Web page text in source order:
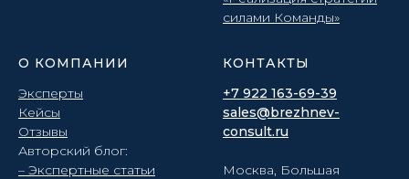
силами Команды»
О КОМПАНИИ
Эксперты
Кейсы
Отзывы
Авторский блог:
– Экспертные статьи
КОНТАКТЫ
+7 922 163-69-39
sales@brezhnev-
consult.ru
Москва, Большая